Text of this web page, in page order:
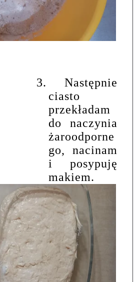
3.
Następnie
ciasto
przekładam
do naczynia
żaroodporne
go, nacinam
i posypuję
makiem.